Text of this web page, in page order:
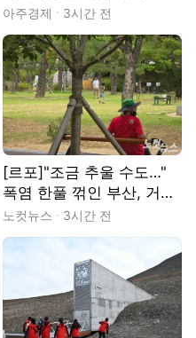
부 공급 검토에 서울시·주
민 반발
아주경제 3시간 전
[르포]"조금 추울 수도…"
폭염 한풀 꺾인 부산, 거리
나선 시민들
노컷뉴스 3시간 전